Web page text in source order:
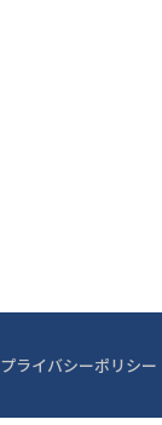
プライバシーポリシー